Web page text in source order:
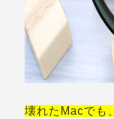
壊れたMacでも